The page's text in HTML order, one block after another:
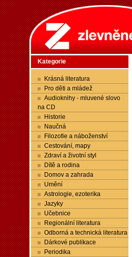
Kategorie
Krásná literatura
Pro děti a mládež
Audioknihy - mluvené slovo
na CD
Historie
Naučná
Filozofie a náboženství
Cestování, mapy
Zdraví a životní styl
Dítě a rodina
Domov a zahrada
Umění
Astrologie, ezoterika
Jazyky
Učebnice
Regionální literatura
Odborná a technická literatura
Dárkové publikace
Periodika